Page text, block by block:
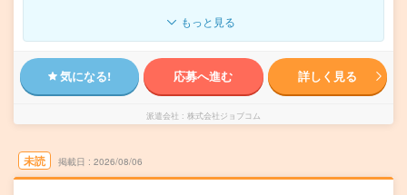
もっと見る
気になる! 応募へ進む 詳しく見る
派遣会社 株式会社ジョブコム
未読 掲載日 2026/08/06